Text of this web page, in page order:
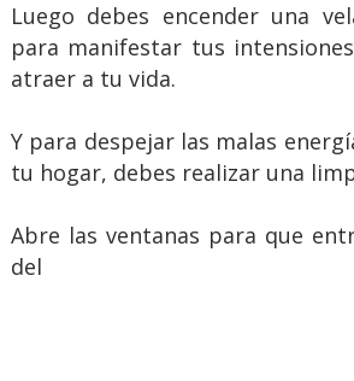
Luego debes encender una
para manifestar tus
atraer a tu vida.
Y para despejar las malas
tu hogar, debes realizar una
Abre las ventanas para que
del